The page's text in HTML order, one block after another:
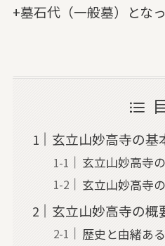
+墓石代（一般墓）となっ
玄立山妙高寺の基
玄立山妙高寺
玄立山妙高寺
玄立山妙高寺の概
歴史と由緒あ